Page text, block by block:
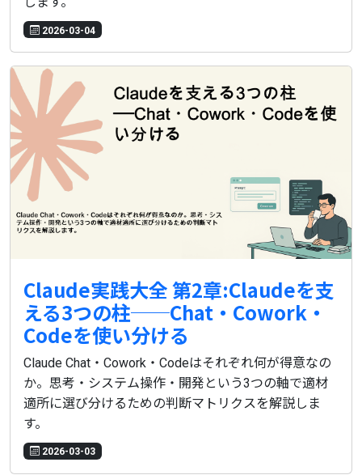
2026-03-04
Claude実践大全 第2章:Claudeを支
える3つの柱──Chat・Cowork・
Codeを使い分ける
Claude Chat・Cowork・Codeはそれぞれ何が得意なの
か。思考・システム操作・開発という3つの軸で適材
適所に選び分けるための判断マトリクスを解説しま
す。
2026-03-03